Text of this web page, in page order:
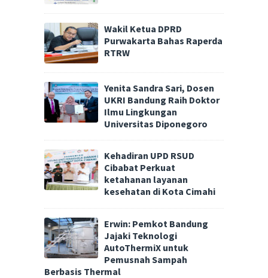
Wakil Ketua DPRD
Purwakarta Bahas Raperda
RTRW
Yenita Sandra Sari, Dosen
UKRI Bandung Raih Doktor
Ilmu Lingkungan
Universitas Diponegoro
Kehadiran UPD RSUD
Cibabat Perkuat
ketahanan layanan
kesehatan di Kota Cimahi
Erwin: Pemkot Bandung
Jajaki Teknologi
AutoThermiX untuk
Pemusnah Sampah
Berbasis Thermal